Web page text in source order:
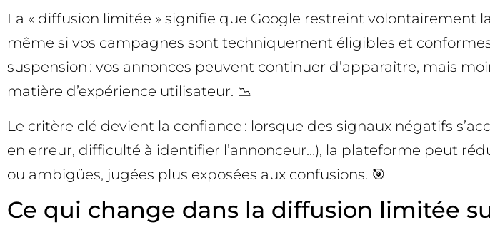
La « diffusion limitée » signifie que Google restreint volontairement
même si vos campagnes sont techniquement éligibles et
suspension : vos annonces peuvent continuer d’apparaître, mais
matière d’expérience utilisateur. 📉
Le critère clé devient la confiance : lorsque des signaux négatifs
en erreur, difficulté à identifier l’annonceur…), la plateforme peut
ou ambigües, jugées plus exposées aux confusions. 🎯
Ce qui change dans la diffusion limitée